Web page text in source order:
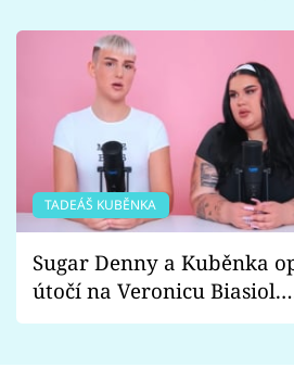
TADEÁŠ KUBĚNKA
Sugar Denny a Kuběnka
útočí na Veronicu Biasiol.
Proč je podle nich falešná